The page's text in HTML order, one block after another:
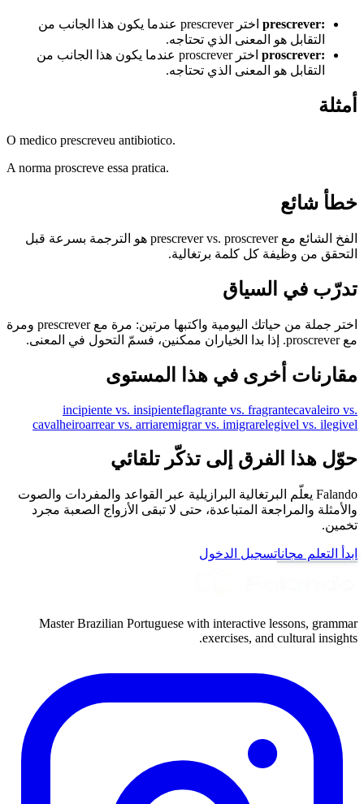
prescrever:
اختر prescrever عندما يكون هذا الجانب من
التقابل هو المعنى الذي تحتاجه.
proscrever:
اختر proscrever عندما يكون هذا الجانب من
التقابل هو المعنى الذي تحتاجه.
أمثلة
O medico prescreveu antibiotico.
A norma proscreve essa pratica.
خطأ شائع
الفخ الشائع مع prescrever vs. proscrever هو الترجمة بسرعة قبل
التحقق من وظيفة كل كلمة برتغالية.
تدرّب في السياق
اختر جملة من حياتك اليومية واكتبها مرتين: مرة مع prescrever ومرة
مع proscrever. إذا بدا الخياران ممكنين، فسمّ التحول في المعنى.
مقارنات أخرى في هذا المستوى
incipiente vs. insipienteflagrante vs. fragrantecavaleiro vs.
cavalheiroarrear vs. arriaremigrar vs. imigrarelegivel vs. ilegivel
حوّل هذا الفرق إلى تذكّر تلقائي
Falando يعلّم البرتغالية البرازيلية عبر القواعد والمفردات والصوت
والأمثلة والمراجعة المتباعدة، حتى لا تبقى الأزواج الصعبة مجرد
تخمين.
ابدأ التعلم مجاناتسجيل الدخول
Master Brazilian Portuguese with interactive lessons, grammar
exercises, and cultural insights.